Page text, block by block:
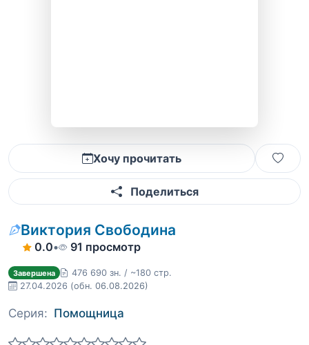
Хочу прочитать
Поделиться
Виктория Свободина
0.0• 91 просмотр
Завершена
476 690 зн. / ~180 стр.
27.04.2026 (обн. 06.08.2026)
Серия: Помощница